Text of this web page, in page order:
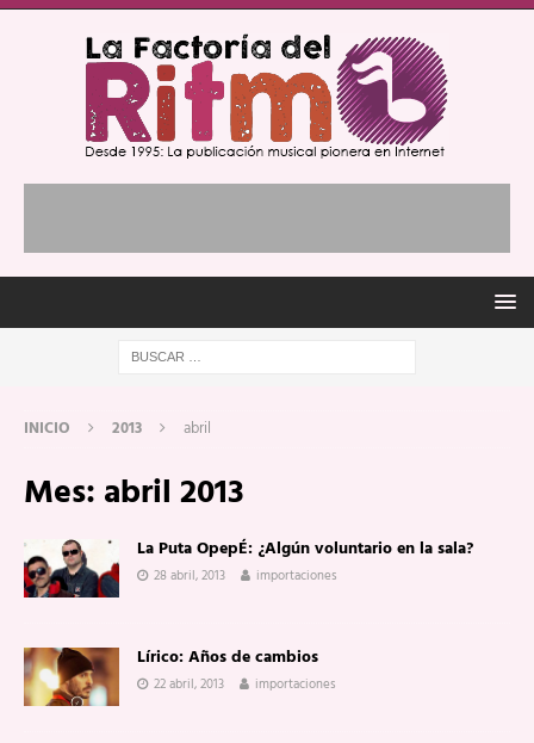
INICIO 2013 abril
Mes: abril 2013
La Puta OpepÉ: ¿Algún voluntario en la sala?
28 abril, 2013 importaciones
Lírico: Años de cambios
22 abril, 2013 importaciones